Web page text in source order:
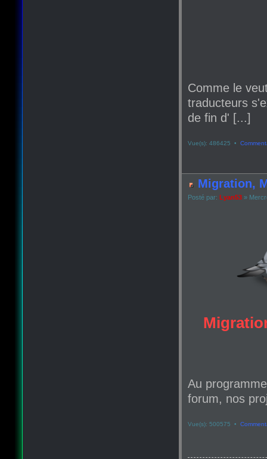
Comme le
traducteurs
de fin d' [...]
Vue(s): 486425 •
Migration,
Posté par: Lyan53 »
Au
forum, nos
Vue(s): 500575 •